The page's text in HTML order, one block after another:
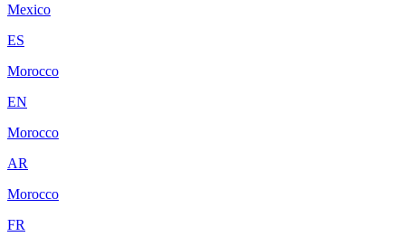
Mexico
ES
Morocco
EN
Morocco
AR
Morocco
FR